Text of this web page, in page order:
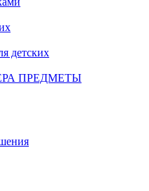
детских
ПРЕДМЕТЫ